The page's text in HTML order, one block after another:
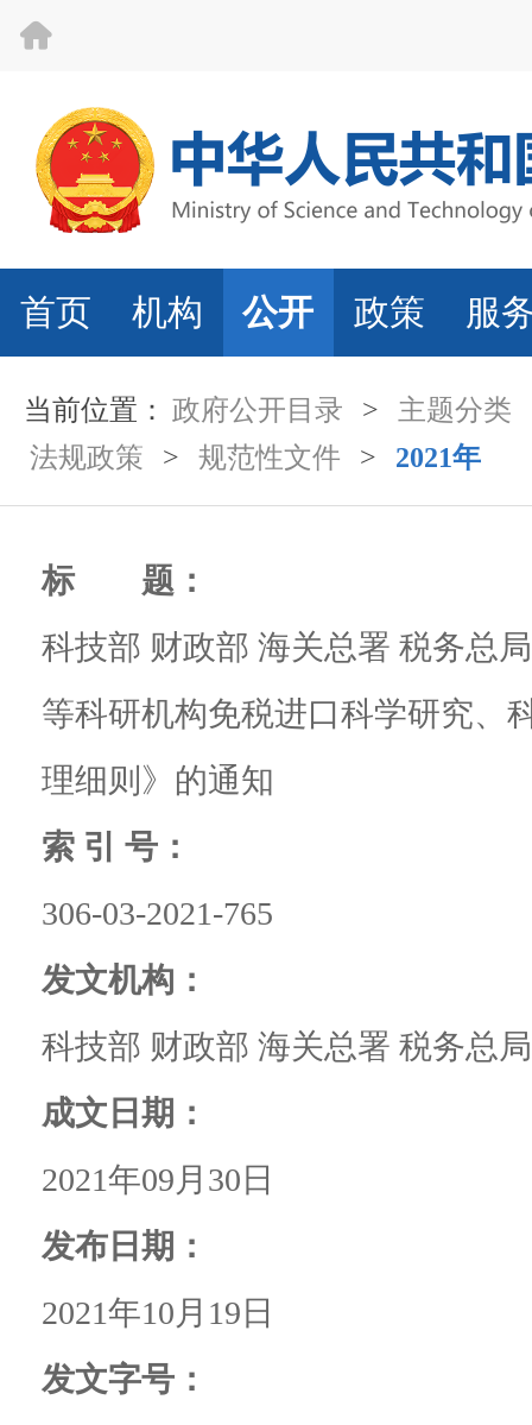
首页 机构 公开 政策 服
当前位置： 政府公开目录 > 主题分类
法规政策
> 规范性文件 > 2021年
标 题：
科技部 财政部 海关总署 税务总
等科研机构免税进口科学研究、
理细则》的通知
索 引 号：
306-03-2021-765
发文机构：
科技部 财政部 海关总署 税务总局
成文日期：
2021年09月30日
发布日期：
2021年10月19日
发文字号：